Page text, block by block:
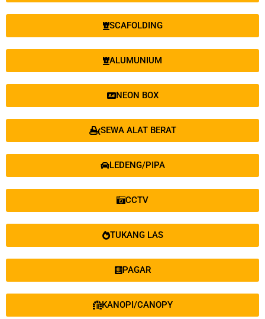
SCAFOLDING
ALUMUNIUM
NEON BOX
SEWA ALAT BERAT
LEDENG/PIPA
CCTV
TUKANG LAS
PAGAR
KANOPI/CANOPY